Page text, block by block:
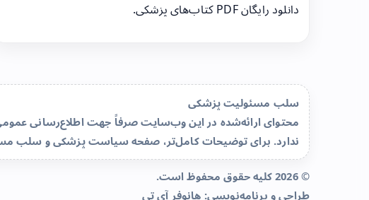
دانلود رایگان PDF کتاب‌های پزشکی.
سلب مسئولیت پزشکی
محتوای ارائه‌شده در این وب‌سایت صرفاً جهت اطلاع‌رسانی
ندارد. برای توضیحات کامل‌تر، صفحهسیاست پزشکی و سلب
© 2026 کلیه حقوق محفوظ است.
طراحی و برنامه‌نویسی: هانوفر آی تی